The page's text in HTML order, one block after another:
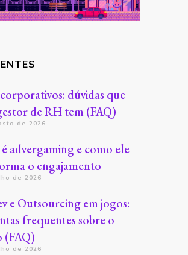
dúvidas que
de RH tem (FAQ)
de 2026
advergaming e como ele
o engajamento
de 2026
e Outsourcing em jogos:
frequentes sobre o
(FAQ)
de 2026